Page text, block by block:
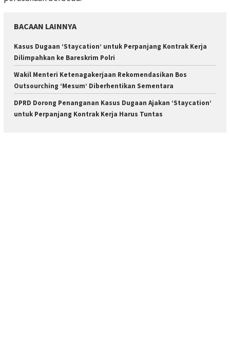
BACAAN LAINNYA
Kasus Dugaan ‘Staycation’ untuk Perpanjang Kontrak Kerja
Dilimpahkan ke Bareskrim Polri
Wakil Menteri Ketenagakerjaan Rekomendasikan Bos
Outsourching ‘Mesum’ Diberhentikan Sementara
DPRD Dorong Penanganan Kasus Dugaan Ajakan ‘Staycation’
untuk Perpanjang Kontrak Kerja Harus Tuntas